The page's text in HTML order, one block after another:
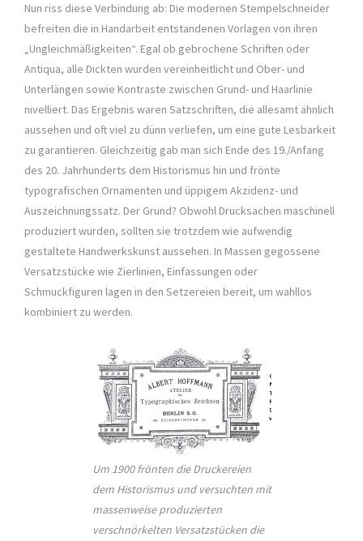
Nun riss diese Verbindung ab: Die modernen Stempelschneider
befreiten die in Handarbeit entstandenen Vorlagen von ihren
„Ungleichmäßigkeiten“. Egal ob gebrochene Schriften oder
Antiqua, alle Dickten wurden vereinheitlicht und Ober- und
Unterlängen sowie Kontraste zwischen Grund- und Haarlinie
nivelliert. Das Ergebnis waren Satzschriften, die allesamt ähnlich
aussehen und oft viel zu dünn verliefen, um eine gute Lesbarkeit
zu garantieren. Gleichzeitig gab man sich Ende des 19./Anfang
des 20. Jahrhunderts dem Historismus hin und frönte
typografischen Ornamenten und üppigem Akzidenz- und
Auszeichnungssatz. Der Grund? Obwohl Drucksachen maschinell
produziert wurden, sollten sie trotzdem wie aufwendig
gestaltete Handwerkskunst aussehen. In Massen gegossene
Versatzstücke wie Zierlinien, Einfassungen oder
Schmuckfiguren lagen in den Setzereien bereit, um wahllos
kombiniert zu werden.
Um 1900 frönten die Druckereien
dem Historismus und versuchten mit
massenweise produzierten
verschnörkelten Versatzstücken die